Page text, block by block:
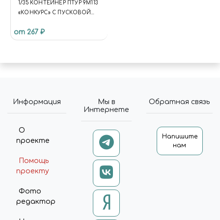
1/35 КОНТЕЙНЕР ПТУР 9М113
«КОНКУРС» C ПУСКОВОЙ
МАШИНА ПЕХОТЫ-2,
БОЕВАЯ МАШИНА
от 267 ₽
Информация
О
проекте
Помощь
проекту
Фото
редактор
Мы в
Интернете
Обратная связь
Напишите
нам